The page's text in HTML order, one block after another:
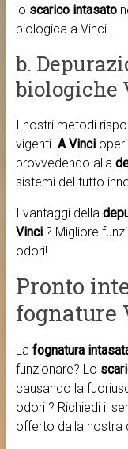
lo scarico intasato
biologica a Vinci .
b.
biologiche
I nostri metodi
vigenti. A Vinci
provvedendo alla
sistemi del tutto
I vantaggi della
Vinci ? Migliore
odori!
Pronto
fognature
La fognatura
funzionare? Lo
causando la
odori ? Richiedi il
offerto dalla nostra